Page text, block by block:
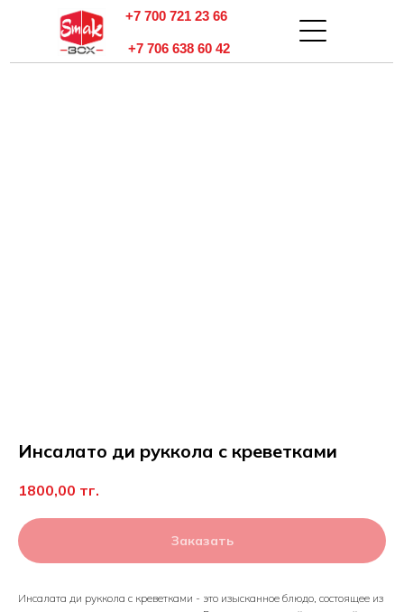
+7 700 721 23 66
+7 706 638 60 42
Инсалато ди руккола с креветками
1800,00 тг.
Заказать
Инсалата ди руккола с креветками - это изысканное блюдо, состоящее из